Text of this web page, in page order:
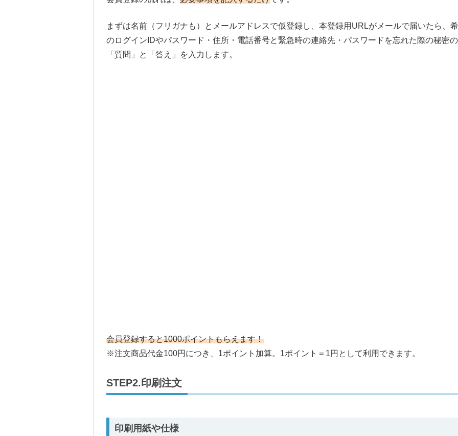
まずは名前（フリガナも）とメールアドレスで仮登録し、本登録用URLがメールで届いたら、
のログインIDやパスワード・住所・電話番号と緊急時の連絡先・パスワードを忘れた際の秘密の
「質問」と「答え」を入力します。
会員登録すると1000ポイントもらえます！
※注文商品代金100円につき、1ポイント加算。1ポイント＝1円として利用できます。
STEP2.印刷注文
印刷用紙や仕様